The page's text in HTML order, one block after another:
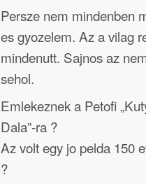
Persze nem mindenben
es gyozelem. Az a vilag
mindenutt. Sajnos az
sehol.
Emlekeznek a Petofi
Dala”-ra ?
Az volt egy jo pelda 150
?